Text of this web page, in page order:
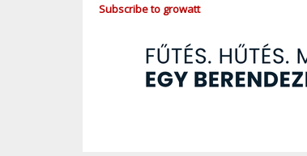
Subscribe to growatt